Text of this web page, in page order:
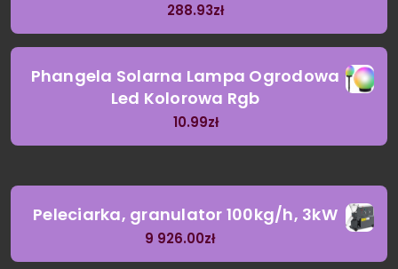
288.93zł
Phangela Solarna Lampa Ogrodowa
Led Kolorowa Rgb
10.99zł
Peleciarka, granulator 100kg/h, 3kW
9 926.00zł